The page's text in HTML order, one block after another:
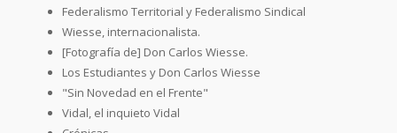
Federalismo Territorial y Federalismo Sindical
Wiesse, internacionalista.
[Fotografía de] Don Carlos Wiesse.
Los Estudiantes y Don Carlos Wiesse
"Sin Novedad en el Frente"
Vidal, el inquieto Vidal